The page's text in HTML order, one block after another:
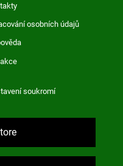
osobních údajů
soukromí